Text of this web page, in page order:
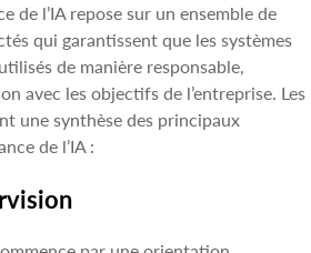
de l’IA repose sur un ensemble de
qui garantissent que les systèmes
de manière responsable,
avec les objectifs de l’entreprise. Les
une synthèse des principaux
de l’IA :